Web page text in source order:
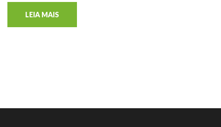
LEIA MAIS